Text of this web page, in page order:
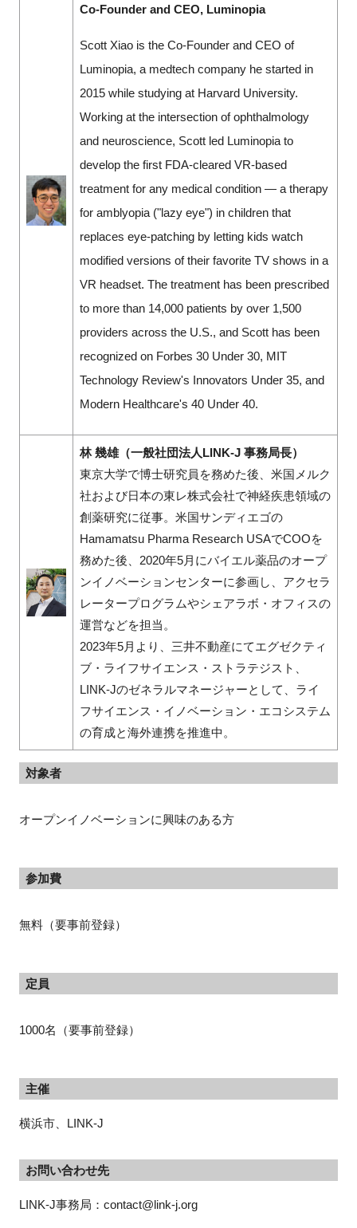
Co-Founder and CEO, Luminopia
Scott Xiao is the Co-Founder and CEO of
Luminopia, a medtech company he started in
2015 while studying at Harvard University.
Working at the intersection of ophthalmology
and neuroscience, Scott led Luminopia to
develop the first FDA-cleared VR-based
treatment for any medical condition — a therapy
for amblyopia ("lazy eye") in children that
replaces eye-patching by letting kids watch
modified versions of their favorite TV shows in a
VR headset. The treatment has been prescribed
to more than 14,000 patients by over 1,500
providers across the U.S., and Scott has been
recognized on Forbes 30 Under 30, MIT
Technology Review's Innovators Under 35, and
Modern Healthcare's 40 Under 40.
林 幾雄（一般社団法人LINK-J 事務局長）
東京大学で博士研究員を務めた後、米国メルク
社および日本の東レ株式会社で神経疾患領域の
創薬研究に従事。米国サンディエゴの
Hamamatsu Pharma Research USAでCOOを
務めた後、2020年5月にバイエル薬品のオープ
ンイノベーションセンターに参画し、アクセラ
レータープログラムやシェアラボ・オフィスの
運営などを担当。
2023年5月より、三井不動産にてエグゼクティ
ブ・ライフサイエンス・ストラテジスト、
LINK-Jのゼネラルマネージャーとして、ライ
フサイエンス・イノベーション・エコシステム
の育成と海外連携を推進中。
対象者
オープンイノベーションに興味のある方
参加費
無料（要事前登録）
定員
1000名（要事前登録）
主催
横浜市、LINK-J
お問い合わせ先
LINK-J事務局：contact@link-j.org